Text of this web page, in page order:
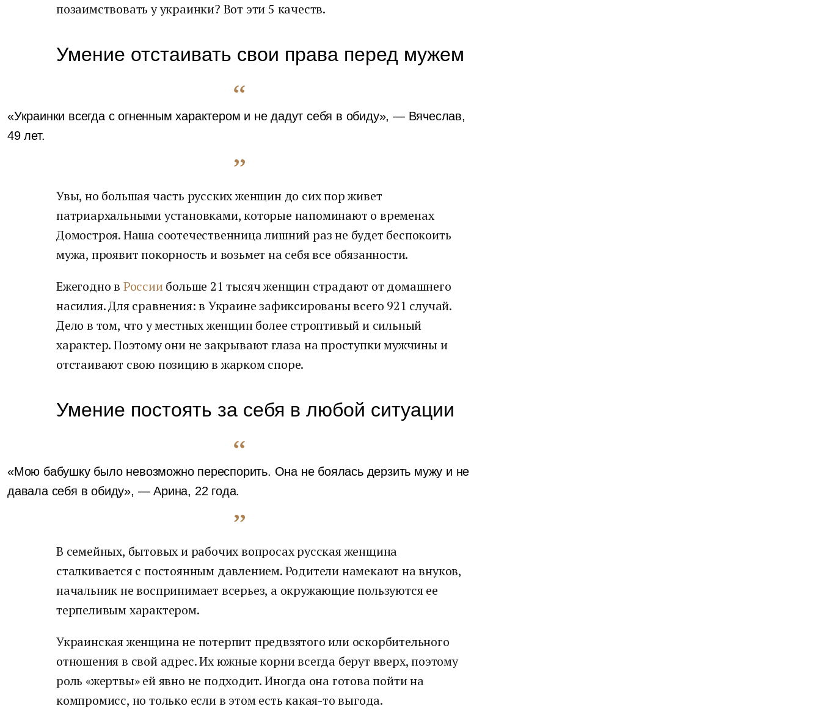
позаимствовать у украинки? Вот эти 5 качеств.
Умение отстаивать свои права перед мужем
«Украинки всегда с огненным характером и не дадут себя в обиду», — Вячеслав,
49 лет.
Увы, но большая часть русских женщин до сих пор живет
патриархальными установками, которые напоминают о временах
Домостроя. Наша соотечественница лишний раз не будет беспокоить
мужа, проявит покорность и возьмет на себя все обязанности.
Ежегодно в Россиибольше 21 тысяч женщин страдают от домашнего
насилия. Для сравнения: в Украине зафиксированы всего 921 случай.
Дело в том, что у местных женщин более строптивый и сильный
характер. Поэтому они не закрывают глаза на проступки мужчины и
отстаивают свою позицию в жарком споре.
Умение постоять за себя в любой ситуации
«Мою бабушку было невозможно переспорить. Она не боялась дерзить мужу и не
давала себя в обиду», — Арина, 22 года.
В семейных, бытовых и рабочих вопросах русская женщина
сталкивается с постоянным давлением. Родители намекают на внуков,
начальник не воспринимает всерьез, а окружающие пользуются ее
терпеливым характером.
Украинская женщина не потерпит предвзятого или оскорбительного
отношения в свой адрес. Их южные корни всегда берут вверх, поэтому
роль «жертвы» ей явно не подходит. Иногда она готова пойти на
компромисс, но только если в этом есть какая-то выгода.